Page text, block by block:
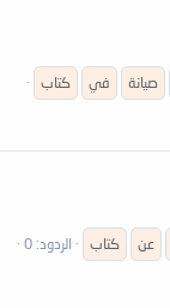
صيانة في
كتاب
عن كتاب
الردود: 0